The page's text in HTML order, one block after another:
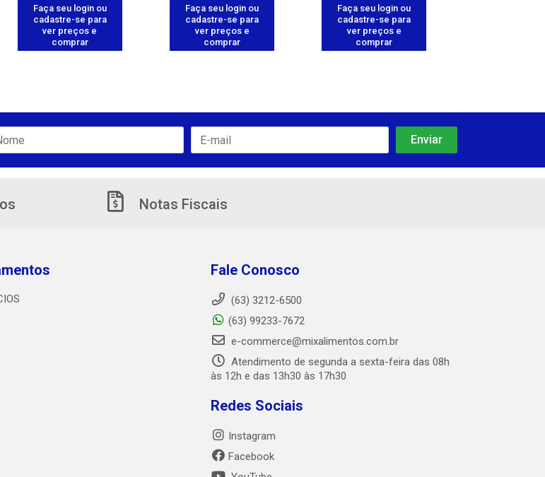
Faça seu login ou
cadastre-se para
ver preços e
comprar
Faça seu login ou
cadastre-se para
ver preços e
comprar
Faça seu login ou
cadastre-se para
ver preços e
comprar
Notas Fiscais
Fale Conosco
(63) 3212-6500
(63) 99233-7672
e-commerce@mixalimentos.com.br
Atendimento de segunda a sexta-feira das 08h
às 12h e das 13h30 às 17h30
Redes Sociais
Instagram
Facebook